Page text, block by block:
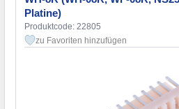
Platine)
Produktcode: 22805
zu Favoriten hinzufügen